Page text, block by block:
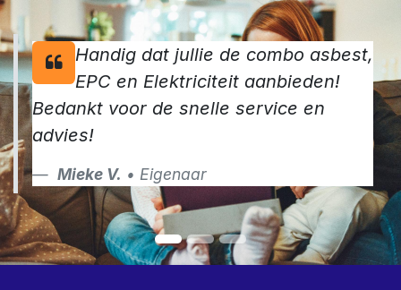
Handig dat jullie de combo asbest,
EPC en Elektriciteit aanbieden!
Bedankt voor de snelle service en
advies!
Mieke V. • Eigenaar